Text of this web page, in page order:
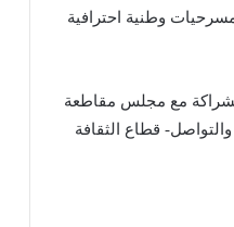
وطنية احترافية
مع مجلس مقاطعة
قطاع الثقافة